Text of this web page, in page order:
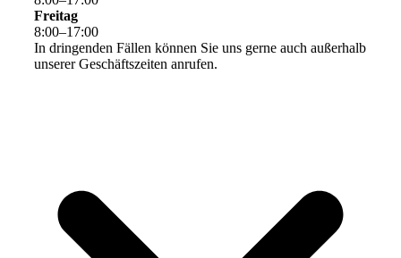
Freitag
8:00–17:00
In dringenden Fällen können Sie uns gerne auch außerhalb
unserer Geschäftszeiten anrufen.